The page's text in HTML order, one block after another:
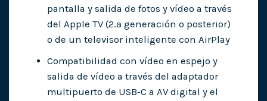
pantalla y salida de fotos y vídeo a través
del Apple TV (2.ª generación o posterior)
o de un televisor inteligente con AirPlay
Compatibilidad con vídeo en espejo y
salida de vídeo a través del adaptador
multipuerto de USB‑C a AV digital y el